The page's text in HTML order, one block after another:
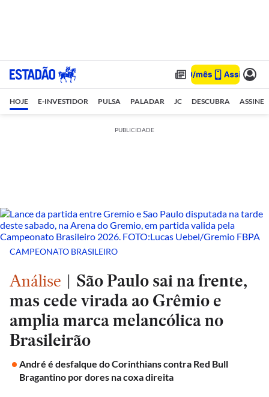
HOJE E-INVESTIDOR PULSA PALADAR JC DESCUBRA ASSINE
PUBLICIDADE
CAMPEONATO BRASILEIRO
Análise | São Paulo sai na frente,
mas cede virada ao Grêmio e
amplia marca melancólica no
Brasileirão
André é desfalque do Corinthians contra Red Bull
Bragantino por dores na coxa direita